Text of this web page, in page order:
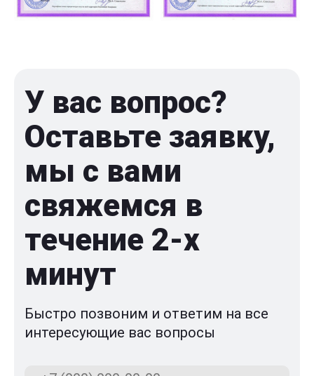
У вас вопрос?
Оставьте заявку,
мы с вами
свяжемся в
течение 2-x
минут
Быстро позвоним и ответим на все
интересующие вас вопросы